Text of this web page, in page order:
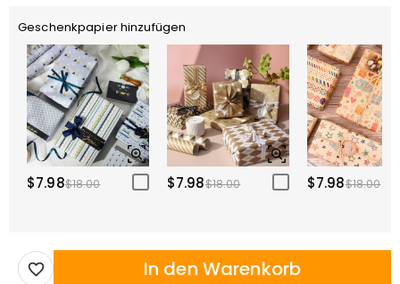
Geschenkpapier hinzufügen
$7.98$18.00 $7.98$18.00 $7.98$18.00
In den Warenkorb